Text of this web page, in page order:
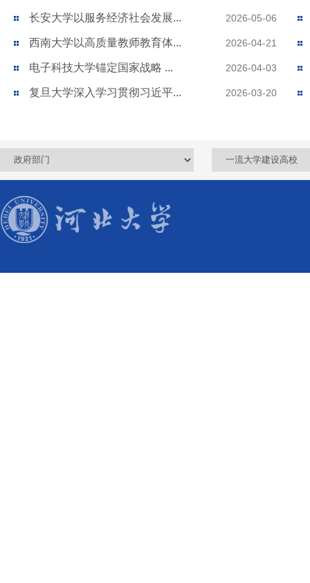
长安大学以服务经济社会发展... 2026-05-06
西南大学以高质量教师教育体... 2026-04-21
电子科技大学锚定国家战略 ... 2026-04-03
复旦大学深入学习贯彻习近平... 2026-03-20